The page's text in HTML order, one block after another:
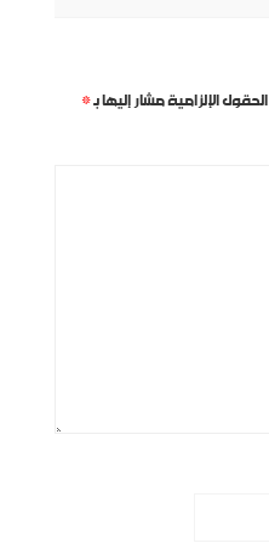
الحقول الإلزامية مشار إليها بـ*